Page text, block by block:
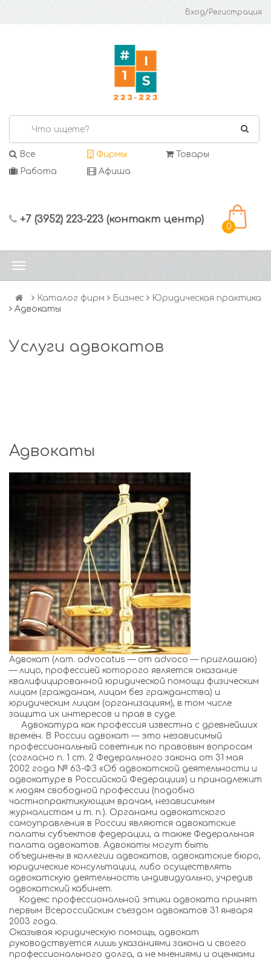
Вход/Регистрация
Все Фирмы
Товары
Работа
Афиша
+7 (3952) 223-223 (контакт центр)
0
Каталог фирм Бизнес
Юридическая практика
Адвокаты
Услуги адвокатов
Адвокаты
Адвокат (лат. advocatus — от advoco — приглашаю)
— лицо, профессией которого является оказание
квалифицированной юридической помощи физическим
лицам (гражданам, лицам без гражданства) и
юридическим лицам (организациям), в том числе
защита их интересов и прав в суде.
Адвокатура как профессия известна с древнейших
времён. В России адвокат — это независимый
профессиональный советник по правовым вопросам
(согласно п. 1 ст. 2 Федерального закона от 31 мая
2002 года № 63-ФЗ «Об адвокатской деятельности и
адвокатуре в Российской Федерации») и принадлежит
к людям свободной профессии (подобно
частнопрактикующим врачам, независимым
журналистам и т. п.). Органами адвокатского
самоуправления в России являются адвокатские
палаты субъектов федерации, а также Федеральная
палата адвокатов. Адвокаты могут быть
объединены в коллегии адвокатов, адвокатские бюро,
юридические консультации, либо осуществлять
адвокатскую деятельность индивидуально, учредив
адвокатский кабинет.
Кодекс профессиональной этики адвоката принят
первым Всероссийским съездом адвокатов 31 января
2003 года.
Оказывая юридическую помощь, адвокат
руководствуется лишь указаниями закона и своего
профессионального долга, а не мнениями и оценками